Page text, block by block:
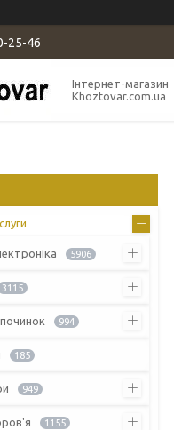
25-46
Інтернет-магазин
Khoztovar.com.ua
5906
3115
994
185
949
1155